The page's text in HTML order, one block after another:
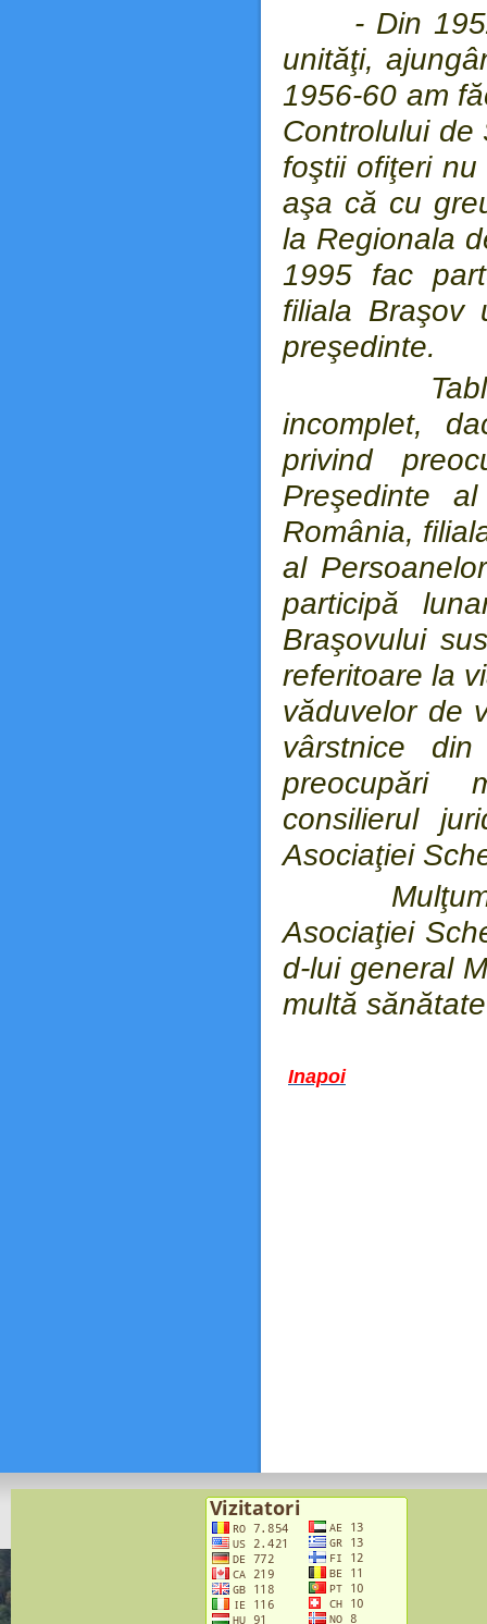
- Din
unităţi,
1956-60 am
Controlului de
foştii ofiţeri
aşa că cu
la Regionala
1995 fac
filiala Braşov
preşedinte.
Tabloul
incomplet,
privind
Preşedinte
România,
al
participă
Braşovului
referitoare la
văduvelor de
vârstnice
preocupări
consilierul
Asociaţiei
Asociaţiei
d-lui general
multă
Inapoi